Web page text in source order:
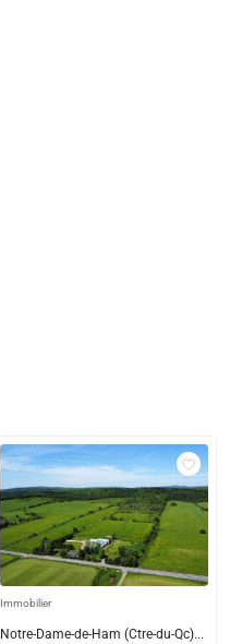
Immobilier
Notre-Dame-de-Ham (Ctre-du-Qc)...